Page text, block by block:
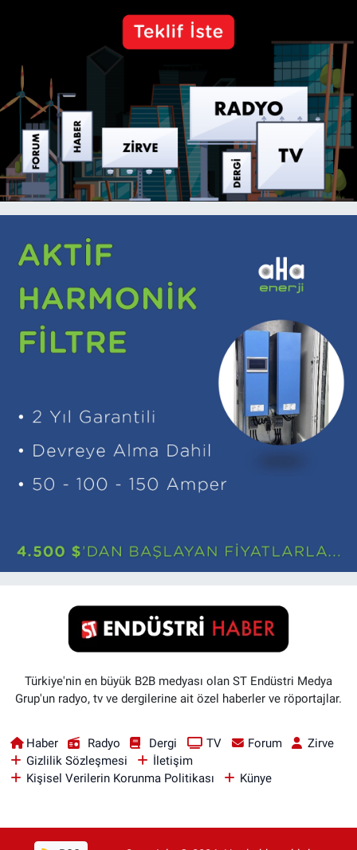
Türkiye'nin en büyük B2B medyası olan ST Endüstri Medya
Grup'un radyo, tv ve dergilerine ait özel haberler ve röportajlar.
Haber Radyo Dergi TV Forum
Zirve
Gizlilik Sözleşmesi
İletişim
Kişisel Verilerin Korunma Politikası
Künye